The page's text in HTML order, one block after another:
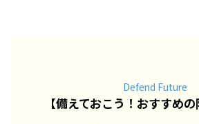
Defend Future
【備えておこう！おすすめ